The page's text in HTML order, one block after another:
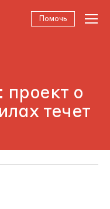
Помочь
проект о
течет